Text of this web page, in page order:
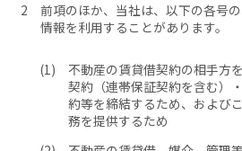
前項のほか、当社は、以下の各号
情報を利用することがあります。
不動産の賃貸借契約の相手方
契約（連帯保証契約を含む）
約等を締結するため、および
務を提供するため